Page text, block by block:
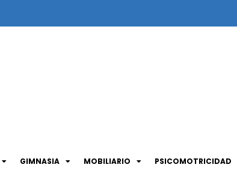
GIMNASIA MOBILIARIO PSICOMOTRICIDAD